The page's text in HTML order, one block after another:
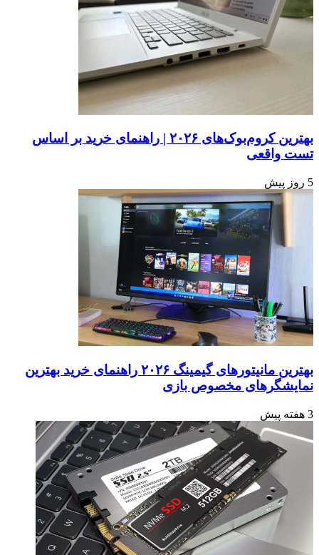
بهترین کروم‌بوک‌های ۲۰۲۶ | راهنمای خرید بر اساس
تست واقعی
5 روز پیش
بهترین مانیتورهای گیمینگ ۲۰۲۶ راهنمای خرید بهترین
نمایشگرهای مخصوص بازی
3 هفته پیش